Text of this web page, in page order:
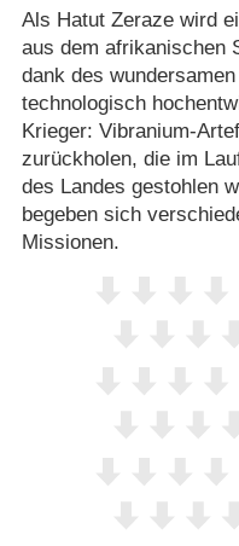
Als Hatut Zeraze wird
aus dem afrikanischen
dank des
technologisch
Krieger: Vibranium-
zurückholen, die im
des Landes gestohlen
begeben sich
Missionen.